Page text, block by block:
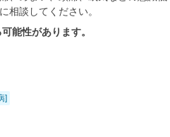
相談してください。
能性があります。
]